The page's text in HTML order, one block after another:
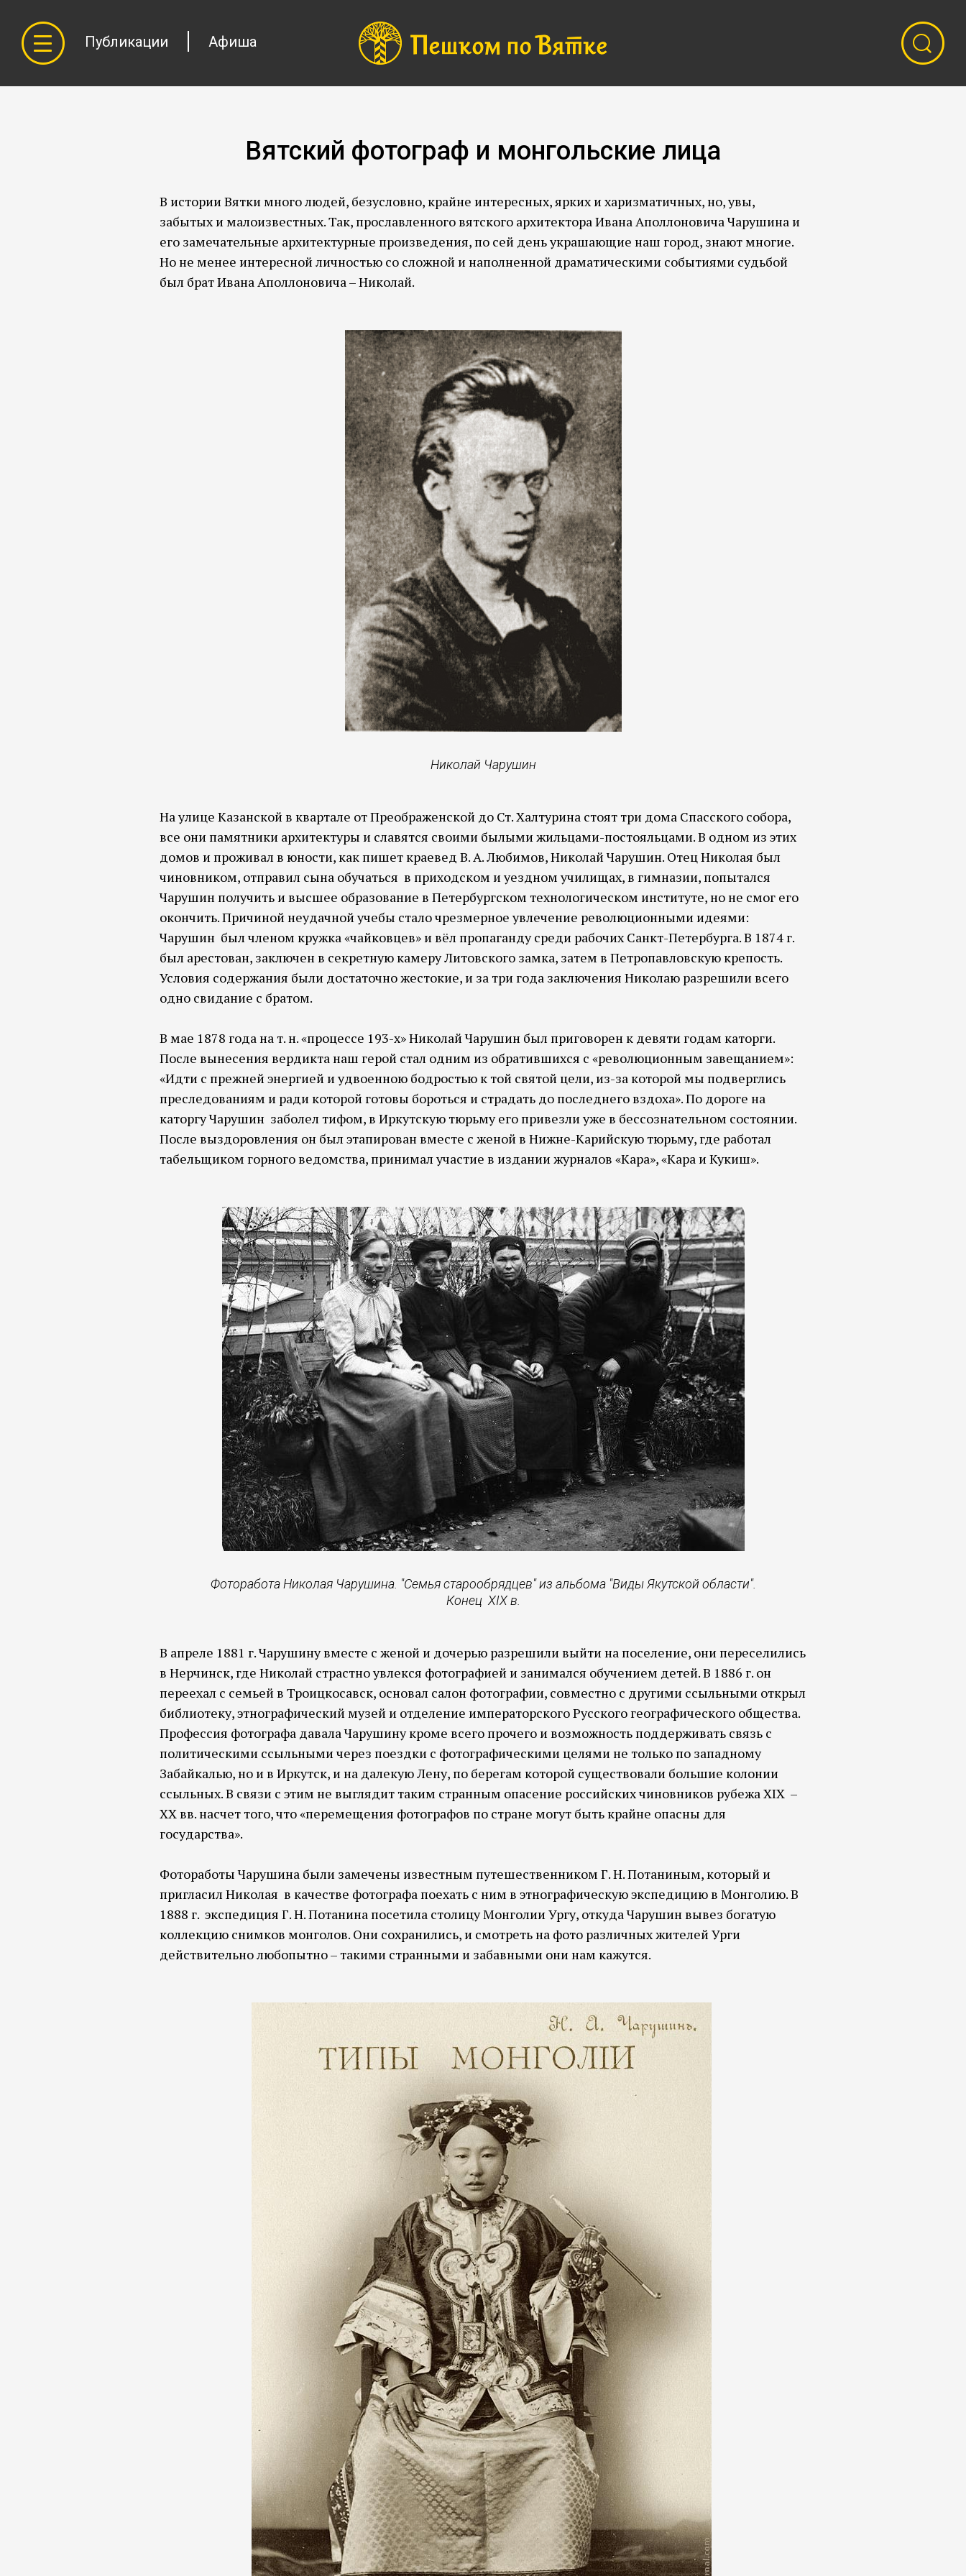
Публикации Афиша
Вятский фотограф и монгольские лица
В истории Вятки много людей, безусловно, крайне интересных, ярких и харизматичных, но, увы,
забытых и малоизвестных. Так, прославленного вятского архитектора Ивана Аполлоновича Чарушина и
его замечательные архитектурные произведения, по сей день украшающие наш город, знают многие.
Но не менее интересной личностью со сложной и наполненной драматическими событиями судьбой
был брат Ивана Аполлоновича – Николай.
Николай Чарушин
На улице Казанской в квартале от Преображенской до Ст. Халтурина стоят три дома Спасского собора,
все они памятники архитектуры и славятся своими былыми жильцами-постояльцами. В одном из этих
домов и проживал в юности, как пишет краевед В. А. Любимов, Николай Чарушин. Отец Николая был
чиновником, отправил сына обучаться в приходском и уездном училищах, в гимназии, попытался
Чарушин получить и высшее образование в Петербургском технологическом институте, но не смог его
окончить. Причиной неудачной учебы стало чрезмерное увлечение революционными идеями:
Чарушин был членом кружка «чайковцев» и вёл пропаганду среди рабочих Санкт-Петербурга. В 1874 г.
был арестован, заключен в секретную камеру Литовского замка, затем в Петропавловскую крепость.
Условия содержания были достаточно жестокие, и за три года заключения Николаю разрешили всего
одно свидание с братом.
В мае 1878 года на т. н. «процессе 193-х» Николай Чарушин был приговорен к девяти годам каторги.
После вынесения вердикта наш герой стал одним из обратившихся с «революционным завещанием»:
«Идти с прежней энергией и удвоенною бодростью к той святой цели, из-за которой мы подверглись
преследованиям и ради которой готовы бороться и страдать до последнего вздоха». По дороге на
каторгу Чарушин заболел тифом, в Иркутскую тюрьму его привезли уже в бессознательном состоянии.
После выздоровления он был этапирован вместе с женой в Нижне-Карийскую тюрьму, где работал
табельщиком горного ведомства, принимал участие в издании журналов «Кара», «Кара и Кукиш».
Фоторабота Николая Чарушина. "Семья старообрядцев" из альбома "Виды Якутской области".
Конец XIX в.
В апреле 1881 г. Чарушину вместе с женой и дочерью разрешили выйти на поселение, они переселились
в Нерчинск, где Николай страстно увлекся фотографией и занимался обучением детей. В 1886 г. он
переехал с семьей в Троицкосавск, основал салон фотографии, совместно с другими ссыльными открыл
библиотеку, этнографический музей и отделение императорского Русского географического общества.
Профессия фотографа давала Чарушину кроме всего прочего и возможность поддерживать связь с
политическими ссыльными через поездки с фотографическими целями не только по западному
Забайкалью, но и в Иркутск, и на далекую Лену, по берегам которой существовали большие колонии
ссыльных. В связи с этим не выглядит таким странным опасение российских чиновников рубежа XIX –
XX вв. насчет того, что «перемещения фотографов по стране могут быть крайне опасны для
государства».
Фотоработы Чарушина были замечены известным путешественником Г. Н. Потаниным, который и
пригласил Николая в качестве фотографа поехать с ним в этнографическую экспедицию в Монголию. В
1888 г. экспедиция Г. Н. Потанина посетила столицу Монголии Ургу, откуда Чарушин вывез богатую
коллекцию снимков монголов. Они сохранились, и смотреть на фото различных жителей Урги
действительно любопытно – такими странными и забавными они нам кажутся.